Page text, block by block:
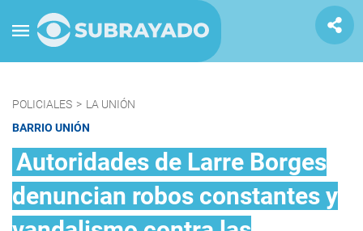
POLICIALES > LA UNIÓN
BARRIO UNIÓN
Autoridades de Larre Borges
denuncian robos constantes y